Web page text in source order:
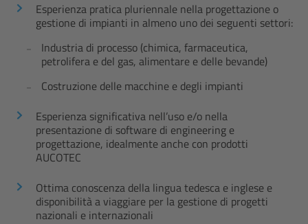
Esperienza pratica pluriennale nella progettazione o
gestione di impianti in almeno uno dei seguenti settori:
Industria di processo (chimica, farmaceutica,
petrolifera e del gas, alimentare e delle bevande)
Costruzione delle macchine e degli impianti
Esperienza significativa nell’uso e/o nella
presentazione di software di engineering e
progettazione, idealmente anche con prodotti
AUCOTEC
Ottima conoscenza della lingua tedesca e inglese e
disponibilità a viaggiare per la gestione di progetti
nazionali e internazionali